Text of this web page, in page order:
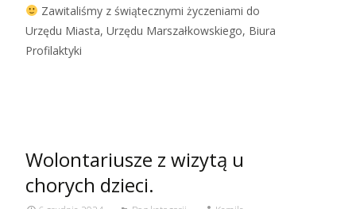
Zawitaliśmy z świątecznymi życzeniami do
Urzędu Miasta, Urzędu Marszałkowskiego, Biura
Profilaktyki
Wolontariusze z wizytą u
chorych dzieci.